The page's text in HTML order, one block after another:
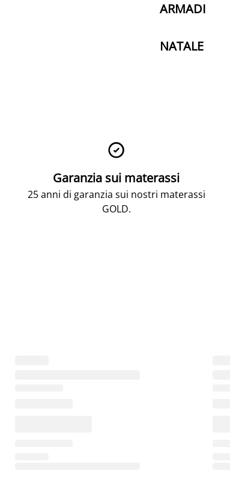
ARMADI
NATALE

Garanzia sui materassi
25 anni di garanzia sui nostri materassi
GOLD.